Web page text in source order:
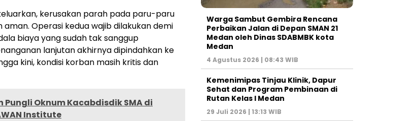
kerusakan parah pada paru-paru
Operasi kedua wajib dilakukan demi
biaya yang sudah tak sanggup
lanjutan akhirnya dipindahkan ke
kini, kondisi korban masih kritis dan
Pungli Oknum Kacabdisdik SMA di
Institute
Warga Sambut Gembira Rencana
Perbaikan Jalan di Depan SMAN 21
Medan oleh Dinas SDABMBK kota
Medan
4 Agustus 2026 | 08:43 WIB
Kemenimipas Tinjau Klinik, Dapur
Sehat dan Program Pembinaan di
Rutan Kelas I Medan
29 Juli 2026 | 13:13 WIB